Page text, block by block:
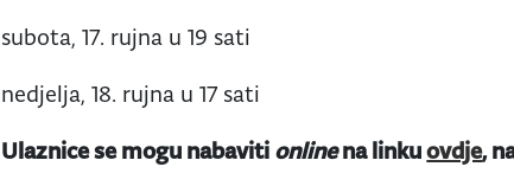
subota, 17. rujna u 19 sati
nedjelja, 18. rujna u 17 sati
Ulaznice se mogu nabaviti onlinena linkuovdje,